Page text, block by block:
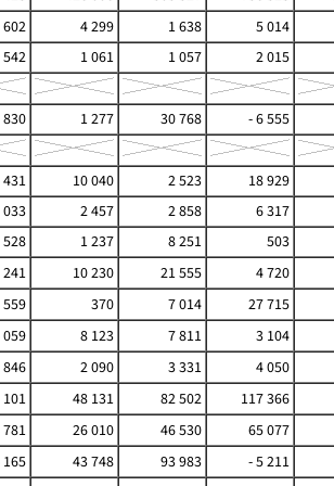
602 4 299 1 638
5 014
542 1 061 1 057
2 015
830 1 277 30 768
- 6 555
431 10 040 2 523
18 929
033 2 457 2 858
6 317
528 1 237 8 251
503
241 10 230 21 555
4 720
559 370 7 014
27 715
059 8 123 7 811
3 104
846 2 090 3 331
4 050
101 48 131 82 502
117 366
781 26 010 46 530
65 077
165 43 748 93 983
- 5 211